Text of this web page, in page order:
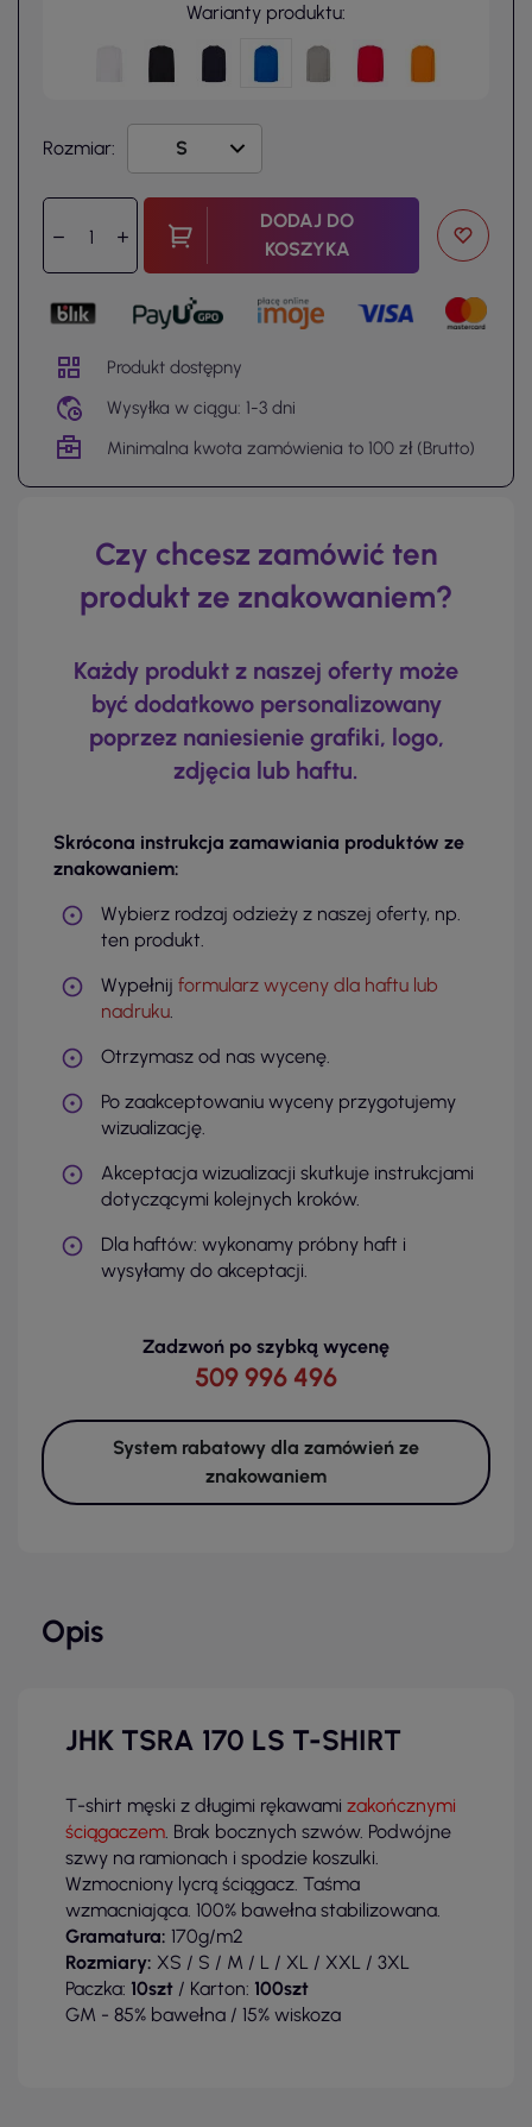
Warianty produktu:
Rozmiar:
DODAJ DO
KOSZYKA
Produkt dostępny
Wysyłka w ciągu: 1-3 dni
Minimalna kwota zamówienia to 100 zł (Brutto)
Czy chcesz zamówić ten
produkt ze znakowaniem?
Każdy produkt z naszej oferty może
być dodatkowo personalizowany
poprzez naniesienie grafiki, logo,
zdjęcia lub haftu.
Skrócona instrukcja zamawiania produktów ze
znakowaniem:
Wybierz rodzaj odzieży z naszej oferty, np.
ten produkt.
Wypełnij formularz wyceny dla haftu lub
nadruku.
Otrzymasz od nas wycenę.
Po zaakceptowaniu wyceny przygotujemy
wizualizację.
Akceptacja wizualizacji skutkuje instrukcjami
dotyczącymi kolejnych kroków.
Dla haftów: wykonamy próbny haft i
wysyłamy do akceptacji.
Zadzwoń po szybką wycenę
509 996 496
System rabatowy dla zamówień ze
znakowaniem
Opis
JHK TSRA 170 LS T-SHIRT
T-shirt męski z długimi rękawami zakończnymi
ściągaczem. Brak bocznych szwów. Podwójne
szwy na ramionach i spodzie koszulki.
Wzmocniony lycrą ściągacz. Taśma
wzmacniająca. 100% bawełna stabilizowana.
Gramatura: 170g/m2
Rozmiary: XS / S / M / L / XL / XXL / 3XL
Paczka: 10szt / Karton: 100szt
GM - 85% bawełna / 15% wiskoza